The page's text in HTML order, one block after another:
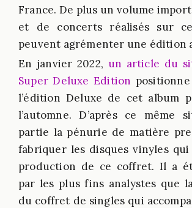
France. De plus un volume
et de concerts réalisés sur
peuvent agrémenter une édition
En janvier 2022, un article du
Super Deluxe Edition
l’édition Deluxe de cet album
l’automne. D’après ce même
partie la pénurie de matière
fabriquer les disques vinyles
production de ce coffret. Il a
par les plus fins analystes que
du coffret de singles qui